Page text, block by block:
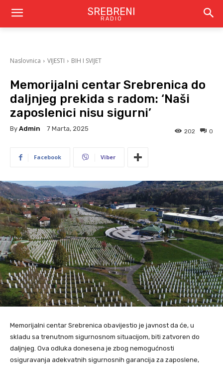
SREBRENI
RADIO
Naslovnica VIJESTI BIH I SVIJET
Memorijalni centar Srebrenica do
daljnjeg prekida s radom: ‘Naši
zaposlenici nisu sigurni’
By Admin 7 Marta, 2025 0
202
Facebook Viber
Memorijalni centar Srebrenica obavijestio je javnost da će, u
skladu sa trenutnom sigurnosnom situacijom, biti zatvoren do
daljnjeg. Ova odluka donesena je zbog nemogućnosti
osiguravanja adekvatnih sigurnosnih garancija za zaposlene,